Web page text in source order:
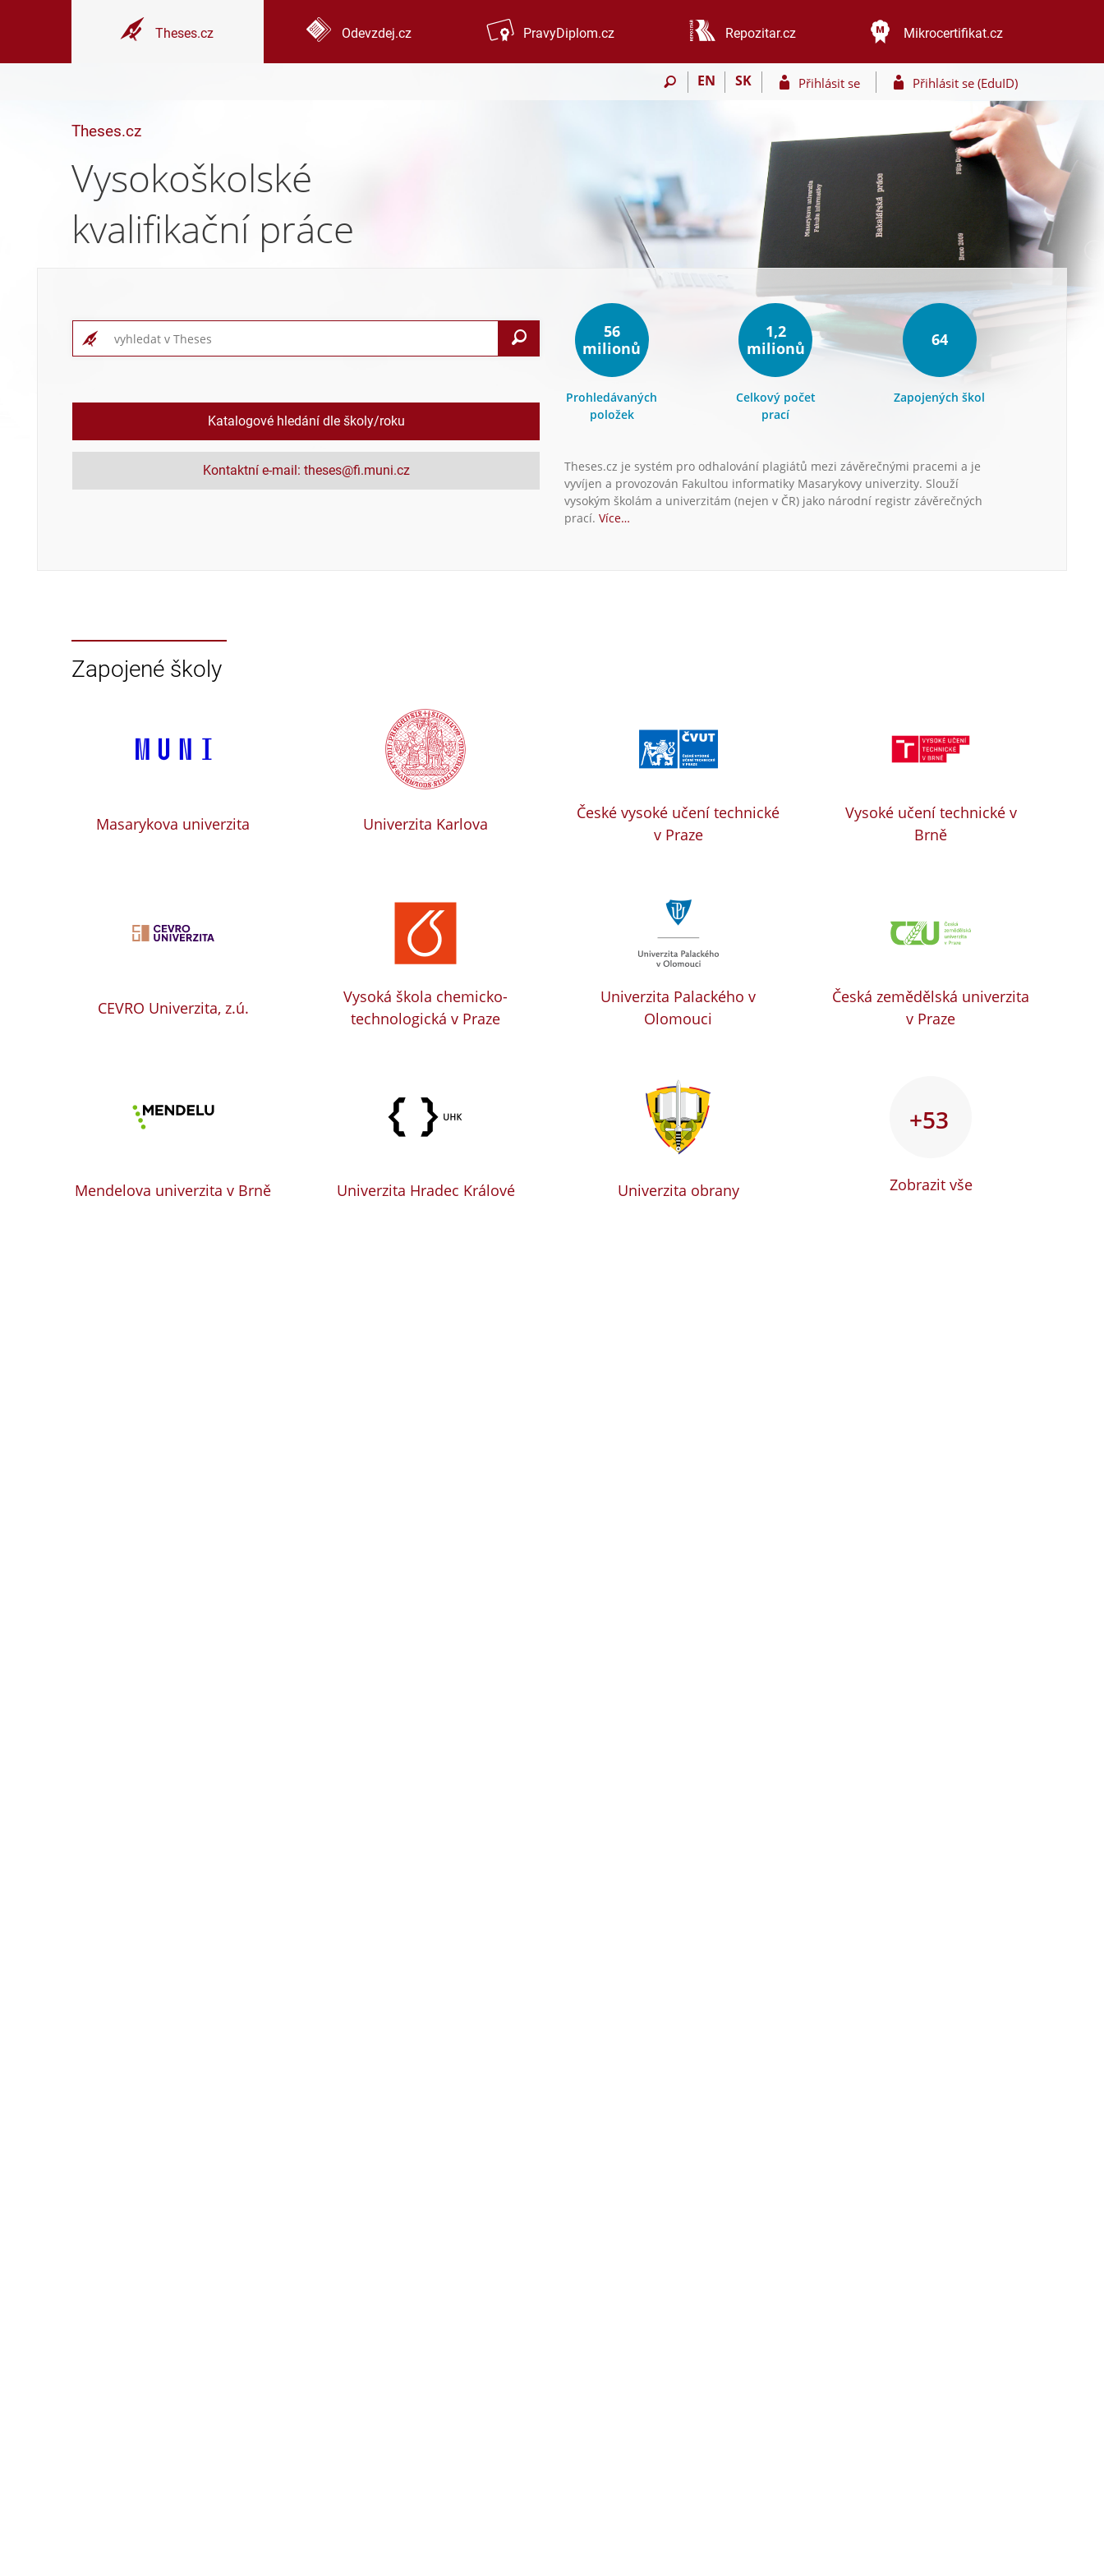
Theses.cz Odevzdej.cz PravyDiplom.cz Repozitar.cz Mikrocertifikat.cz
EN SK Přihlásit se Přihlásit se (EduID)
Theses.cz
Vysokoškolské
kvalifikační práce
Vyhledat
Katalogové hledání dle školy/roku
Kontaktní e-mail: theses@fi.muni.cz
56
milionů
Prohledávaných
položek
1,2
milionů
Celkový počet
prací
64
Zapojených škol
Theses.cz je systém pro odhalování plagiátů mezi závěrečnými pracemi a je
vyvíjen a provozován Fakultou informatiky Masarykovy univerzity. Slouží
vysokým školám a univerzitám (nejen v ČR) jako národní registr závěrečných
prací. Více…
Zapojené školy
Masarykova univerzita Univerzita Karlova
České vysoké učení technické
v Praze
Vysoké učení technické v
Brně
CEVRO Univerzita, z.ú.
Vysoká škola chemicko-
technologická v Praze
Univerzita Palackého v
Olomouci
Česká zemědělská univerzita
v Praze
Mendelova univerzita v Brně Univerzita Hradec Králové Univerzita obrany
+53
Zobrazit vše